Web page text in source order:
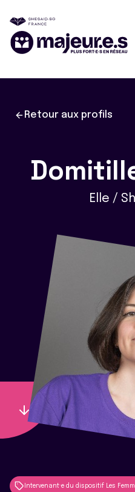
Retour aux profils
Elle /
Intervenant·e du dispositif Les